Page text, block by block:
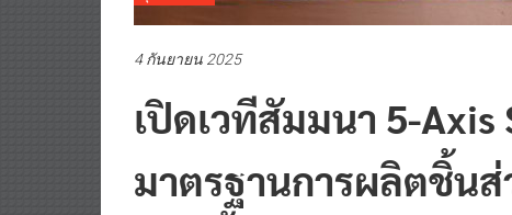
4 กันยายน 2025
เปิดเวทีสัมมนา 5-
มาตรฐานการผลิตชิ้น